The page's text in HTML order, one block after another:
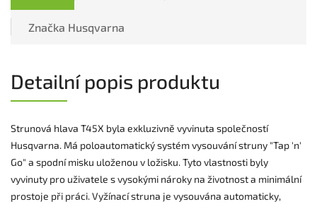
Značka Husqvarna
Detailní popis produktu
Strunová hlava T45X byla exkluzivně vyvinuta společností
Husqvarna. Má poloautomatický systém vysouvání struny "Tap 'n'
Go" a spodní misku uloženou v ložisku. Tyto vlastnosti byly
vyvinuty pro uživatele s vysokými nároky na životnost a minimální
prostoje při práci. Vyžínací struna je vysouvána automaticky,